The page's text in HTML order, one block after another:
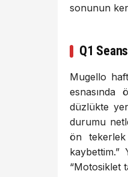
sonunun
Q1
Mugello
esnasında
düzlükte
durumu
ön
kaybettim.”
“Motosiklet